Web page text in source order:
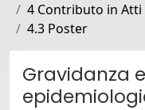
4 Contributo in Atti
4.3 Poster
Gravidanza